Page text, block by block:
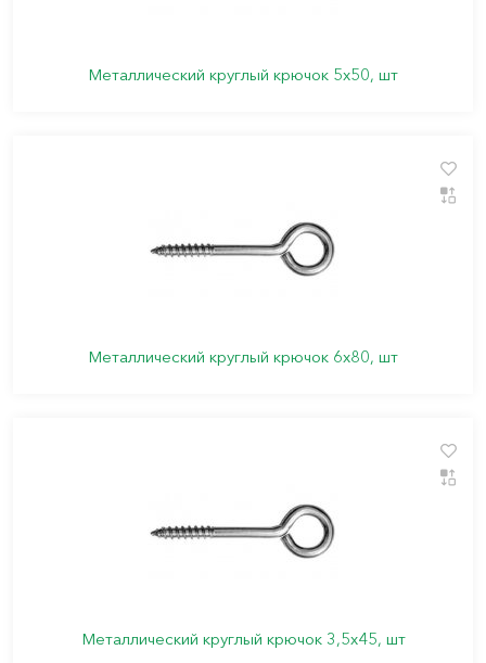
Металлический круглый крючок 5х50, шт
Металлический круглый крючок 6х80, шт
Металлический круглый крючок 3,5х45, шт